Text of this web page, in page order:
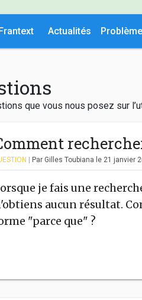
Actualités
que vous nous posez sur
Par Gilles Toubiana le 21 janvier
je fais une
aucun résultat.
"parce que" ?